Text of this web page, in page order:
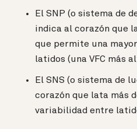
El SNP (o sistema de
indica al corazón que
que permite una
latidos (una VFC más
El SNS (o sistema de
corazón que lata más
variabilidad entre